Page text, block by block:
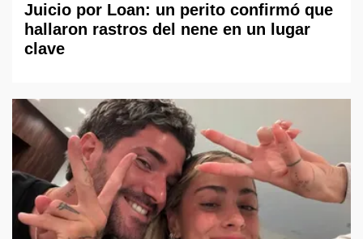
Juicio por Loan: un perito confirmó que
hallaron rastros del nene en un lugar
clave